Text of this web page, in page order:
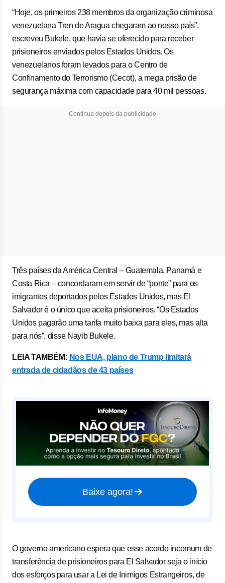
“Hoje, os primeiros 238 membros da organização criminosa
venezuelana Tren de Aragua chegaram ao nosso país”,
escreveu Bukele, que havia se oferecido para receber
prisioneiros enviados pelos Estados Unidos. Os
venezuelanos foram levados para o Centro de
Confinamento do Terrorismo (Cecot), a mega prisão de
segurança máxima com capacidade para 40 mil pessoas.
Continua depois da publicidade
Três países da América Central – Guatemala, Panamá e
Costa Rica – concordaram em servir de “ponte” para os
imigrantes deportados pelos Estados Unidos, mas El
Salvador é o único que aceita prisioneiros. “Os Estados
Unidos pagarão uma tarifa muito baixa para eles, mas alta
para nós”, disse Nayib Bukele.
LEIA TAMBÉM: Nos EUA, plano de Trump limitará
entrada de cidadãos de 43 países
Baixe agora!
O governo americano espera que esse acordo incomum de
transferência de prisioneiros para El Salvador seja o início
dos esforços para usar a Lei de Inimigos Estrangeiros, de